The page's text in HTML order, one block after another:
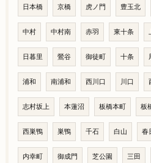
日本橋 京橋 虎ノ門 豊玉北
中村 中村南 赤羽 東十条
日暮里 鶯谷 御徒町 十条
浦和 南浦和 西川口 川口
志村坂上 本蓮沼 板橋本町 板
西巣鴨 巣鴨 千石 白山 春
内幸町 御成門 芝公園 三田